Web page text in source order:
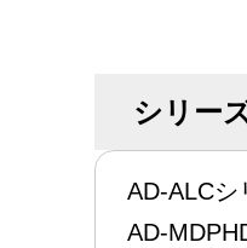
シリー
AD-ALCシ
AD-